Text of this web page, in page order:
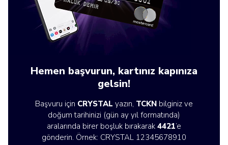
Hemen başvurun, kartınız kapınıza
gelsin!
Başvuru için CRYSTAL yazın, TCKN bilginiz ve
doğum tarihinizi (gün ay yıl formatında)
aralarında birer boşluk bırakarak 4421’e
gönderin. Örnek: CRYSTAL 12345678910